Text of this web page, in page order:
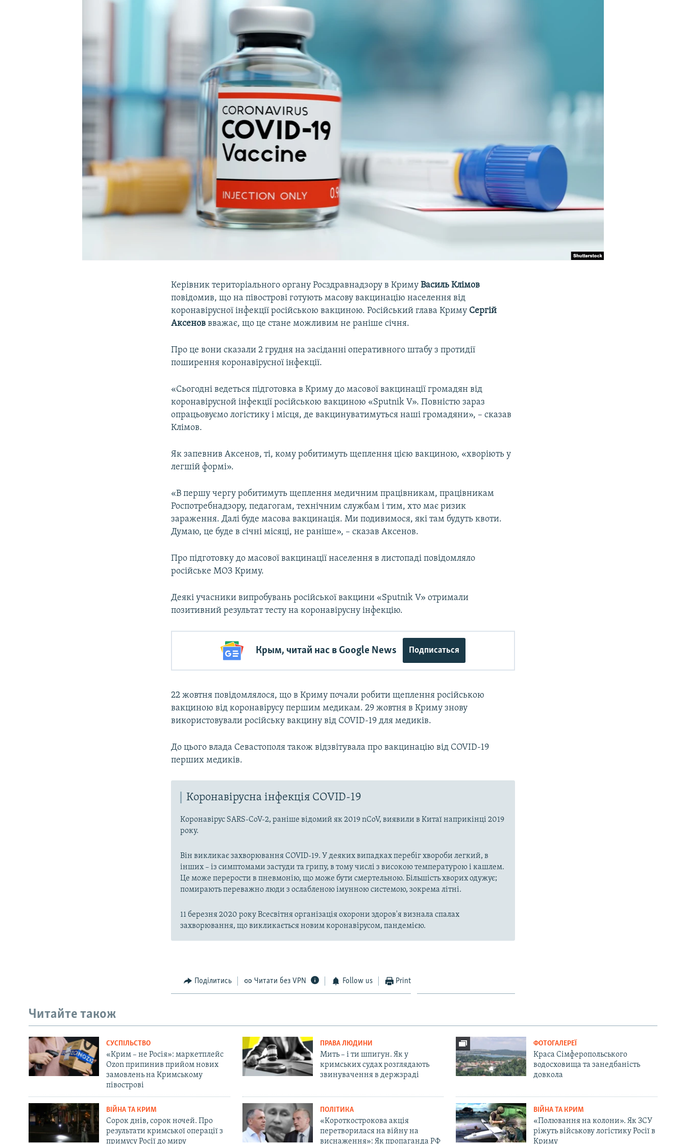
УКРАЇНСЬКА ПРОБЛЕМА КРИМУ
Керівник територіального органу Росздравнадзору в КримуВасиль Клімов
повідомив, що на півострові готують масову вакцинацію населення від
коронавірусної інфекції російською вакциною. Російський глава Криму Сергій
Аксеноввважає, що це стане можливим не раніше січня.
Про це вони сказали 2 грудня на засіданні оперативного штабу з протидії
поширення коронавірусної інфекції.
«Сьогодні ведеться підготовка в Криму до масової вакцинації громадян від
коронавірусной інфекції російською вакциною «Sputnik V». Повністю зараз
опрацьовуємо логістику і місця, де вакцинуватимуться наші громадяни», – сказав
Клімов.
Як запевнив Аксенов, ті, кому робитимуть щеплення цією вакциною, «хворіють у
легшій формі».
«В першу чергу робитимуть щеплення медичним працівникам, працівникам
Роспотребнадзору, педагогам, технічним службам і тим, хто має ризик
зараження. Далі буде масова вакцинація. Ми подивимося, які там будуть квоти.
Думаю, це буде в січні місяці, не раніше», – сказав Аксенов.
Про підготовку до масової вакцинації населення в листопаді повідомляло
російське МОЗ Криму.
Деякі учасники випробувань російської вакцини «Sputnik V» отримали
позитивний результат тесту на коронавірусну інфекцію.
Крым, читай нас в Google News Подписаться
22 жовтня повідомлялося, що в Криму почали робити щеплення російською
вакциною від коронавірусу першим медикам. 29 жовтня в Криму знову
використовували російську вакцину від COVID-19 для медиків.
До цього влада Севастополя також відзвітувала про вакцинацію від COVID-19
перших медиків.
Коронавірусна інфекція COVID-19
Коронавірус SARS-CoV-2, раніше відомий як 2019 nCoV, виявили в Китаї наприкінці 2019
року.
Він викликає захворювання COVID-19. У деяких випадках перебіг хвороби легкий, в
інших – із симптомами застуди та грипу, в тому числі з високою температурою і кашлем.
Це може перерости в пневмонію, що може бути смертельною. Більшість хворих одужує;
помирають переважно люди з ослабленою імунною системою, зокрема літні.
11 березня 2020 року Всесвітня організація охорони здоров'я визнала спалах
захворювання, що викликається новим коронавірусом, пандемією.
Поділитись Читати без VPN Follow us Print
Читайте також
СУСПІЛЬСТВО
«Крим – не Росія»: маркетплейс
Ozon припинив прийом нових
замовлень на Кримському
півострові
ПРАВА ЛЮДИНИ
Мить – і ти шпигун. Як у
кримських судах розглядають
звинувачення в держзраді
ФОТОГАЛЕРЕЇ
Краса Сімферопольського
водосховища та занедбаність
довкола
ВІЙНА ТА КРИМ
Сорок днів, сорок ночей. Про
результати кримської операції з
примусу Росії до миру
ПОЛІТИКА
«Короткострокова акція
перетворилася на війну на
виснаження»: Як пропаганда РФ
ВІЙНА ТА КРИМ
«Полювання на колони». Як ЗСУ
ріжуть військову логістику Росії в
Криму